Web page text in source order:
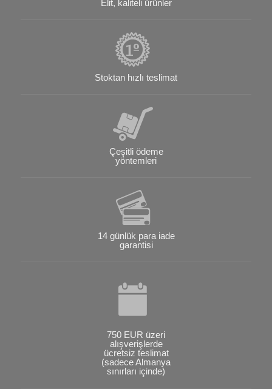
Elit, kaliteli ürünler
Stoktan hızlı teslimat
Çeşitli ödeme
yöntemleri
14 günlük para iade
garantisi
750 EUR üzeri
alışverişlerde
ücretsiz teslimat
(sadece Almanya
sınırları içinde)